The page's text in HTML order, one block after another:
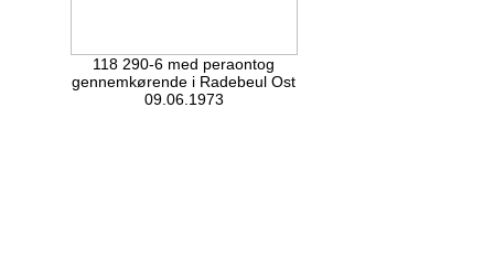
118 290-6 med peraontog
gennemkørende i Radebeul Ost
09.06.1973